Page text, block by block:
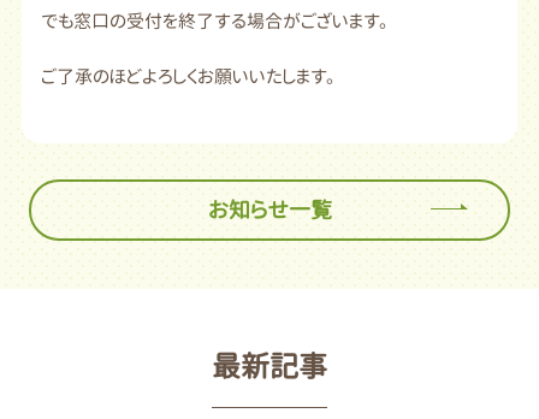
でも窓口の受付を終了する場合がございます。
ご了承のほどよろしくお願いいたします。
お知らせ一覧
最新記事